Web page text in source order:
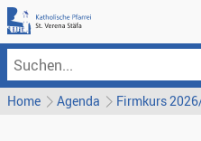
Home Agenda Firmkurs